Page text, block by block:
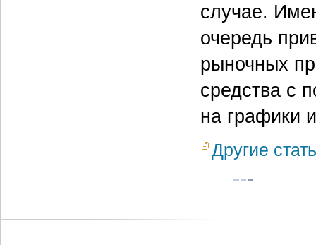
случае.
очередь
рыночных
средства с
на графики
Другие